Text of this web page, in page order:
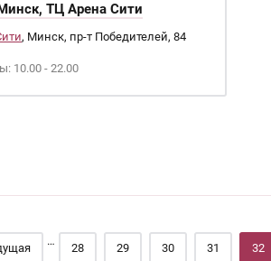
ТЦ Арена Сити
, Минск, пр-т Победителей, 84
10.00 - 22.00
…
28 29 30 31 32